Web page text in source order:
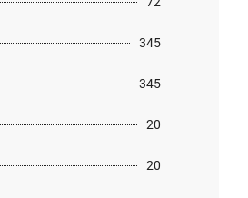
345
345
20
20